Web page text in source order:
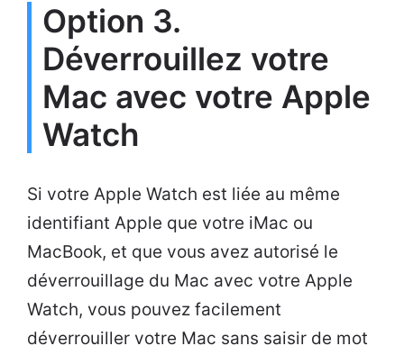
Option 3.
Déverrouillez votre
Mac avec votre Apple
Watch
Si votre Apple Watch est liée au même
identifiant Apple que votre iMac ou
MacBook, et que vous avez autorisé le
déverrouillage du Mac avec votre Apple
Watch, vous pouvez facilement
déverrouiller votre Mac sans saisir de mot